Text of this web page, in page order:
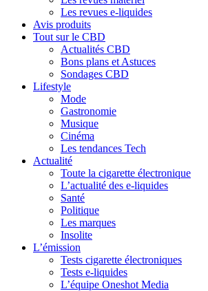
Les revues e-liquides
Avis produits
Tout sur le CBD
Actualités CBD
Bons plans et Astuces
Sondages CBD
Lifestyle
Mode
Gastronomie
Musique
Cinéma
Les tendances Tech
Actualité
Toute la cigarette électronique
L’actualité des e-liquides
Santé
Politique
Les marques
Insolite
L’émission
Tests cigarette électroniques
Tests e-liquides
L’équipe Oneshot Media